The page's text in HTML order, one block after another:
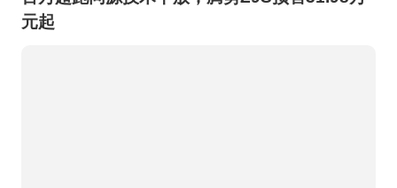
元起